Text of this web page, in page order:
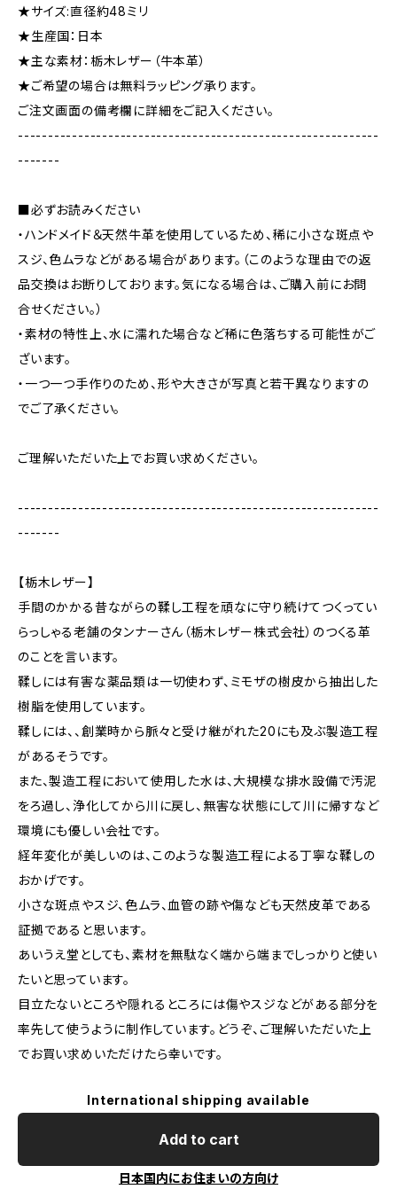
★サイズ:直径約48ミリ
★生産国：日本
★主な素材：栃木レザー（牛本革）
★ご希望の場合は無料ラッピング承ります。
ご注文画面の備考欄に詳細をご記入ください。
------------------------------------------------------------
-------
■必ずお読みください
・ハンドメイド＆天然牛革を使用しているため、稀に小さな斑点や
スジ、色ムラなどがある場合があります。（このような理由での返
品交換はお断りしております。気になる場合は、ご購入前にお問
合せください。）
・素材の特性上、水に濡れた場合など稀に色落ちする可能性がご
ざいます。
・一つ一つ手作りのため、形や大きさが写真と若干異なりますの
でご了承ください。
ご理解いただいた上でお買い求めください。
------------------------------------------------------------
-------
【栃木レザー】
手間のかかる昔ながらの鞣し工程を頑なに守り続けてつくってい
らっしゃる老舗のタンナーさん（栃木レザー株式会社）のつくる革
のことを言います。
鞣しには有害な薬品類は一切使わず、ミモザの樹皮から抽出した
樹脂を使用しています。
鞣しには、、創業時から脈々と受け継がれた20にも及ぶ製造工程
があるそうです。
また、製造工程において使用した水は、大規模な排水設備で汚泥
をろ過し、浄化してから川に戻し、無害な状態にして川に帰すなど
環境にも優しい会社です。
経年変化が美しいのは、このような製造工程による丁寧な鞣しの
おかげです。
小さな斑点やスジ、色ムラ、血管の跡や傷なども天然皮革である
証拠であると思います。
あいうえ堂としても、素材を無駄なく端から端までしっかりと使い
たいと思っています。
目立たないところや隠れるところには傷やスジなどがある部分を
率先して使うように制作しています。どうぞ、ご理解いただいた上
でお買い求めいただけたら幸いです。
International shipping available
Add to cart
日本国内にお住まいの方向け